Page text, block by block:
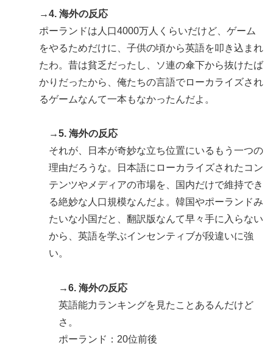
→4. 海外の反応
ポーランドは人口4000万人くらいだけど、ゲーム
をやるためだけに、子供の頃から英語を叩き込まれ
たわ。昔は貧乏だったし、ソ連の傘下から抜けたば
かりだったから、俺たちの言語でローカライズされ
るゲームなんて一本もなかったんだよ。
→5. 海外の反応
それが、日本が奇妙な立ち位置にいるもう一つの
理由だろうな。日本語にローカライズされたコン
テンツやメディアの市場を、国内だけで維持でき
る絶妙な人口規模なんだよ。韓国やポーランドみ
たいな小国だと、翻訳版なんて早々手に入らない
から、英語を学ぶインセンティブが段違いに強
い。
→6. 海外の反応
英語能力ランキングを見たことあるんだけど
さ。
ポーランド：20位前後